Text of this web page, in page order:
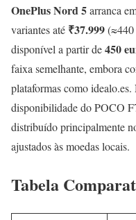
OnePlus Nord 5arranca
variantes até ₹37.999(≈440
disponível a partir de450
faixa semelhante, embora
plataformas como idealo.es.
disponibilidade do POCO
distribuído principalmente
ajustados às moedas locais.
Tabela